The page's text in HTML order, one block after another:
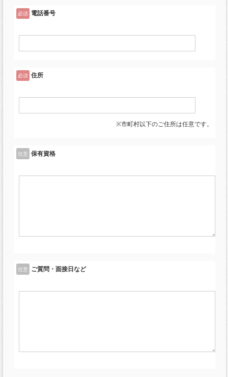
必須 電話番号
必須 住所
※市町村以下のご住所は任意です。
任意 保有資格
任意 ご質問・面接日など